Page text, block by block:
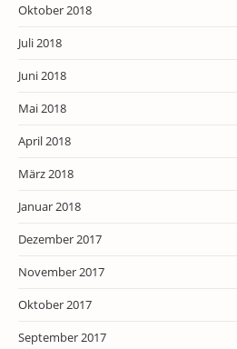
Oktober 2018
Juli 2018
Juni 2018
Mai 2018
April 2018
März 2018
Januar 2018
Dezember 2017
November 2017
Oktober 2017
September 2017